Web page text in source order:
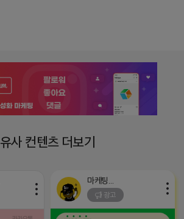
유사 컨텐츠 더보기
광고